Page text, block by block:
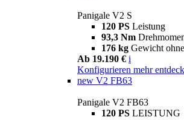
Panigale V2 S
120 PS Leistung
93,3 Nm
176 kg Gewicht
Ab 19.190 € i
Konfigurieren mehr
new V2 FB63
Panigale V2 FB63
120 PS LEISTUNG